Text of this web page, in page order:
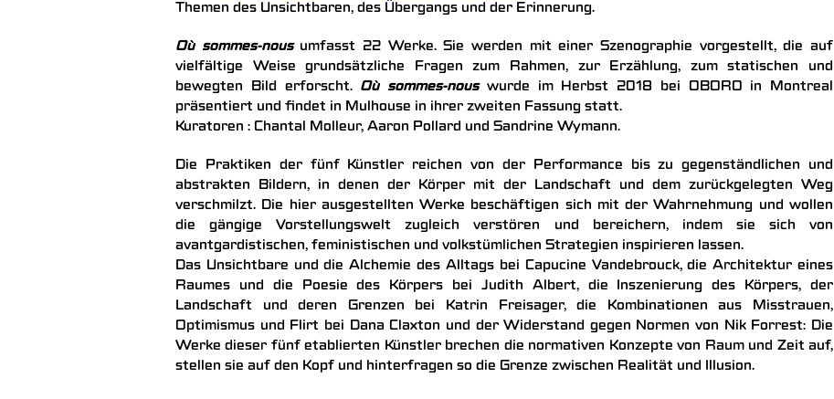
Themen des Unsichtbaren, des Übergangs und der Erinnerung.
Où sommes-nousumfasst 22 Werke. Sie werden mit einer Szenographie vorgestellt, die auf
vielfältige Weise grundsätzliche Fragen zum Rahmen, zur Erzählung, zum statischen und
bewegten Bild erforscht. Où sommes-nouswurde im Herbst 2018 bei OBORO in Montreal
präsentiert und findet in Mulhouse in ihrer zweiten Fassung statt.
Kuratoren : Chantal Molleur, Aaron Pollard und Sandrine Wymann.
Die Praktiken der fünf Künstler reichen von der Performance bis zu gegenständlichen und
abstrakten Bildern, in denen der Körper mit der Landschaft und dem zurückgelegten Weg
verschmilzt. Die hier ausgestellten Werke beschäftigen sich mit der Wahrnehmung und wollen
die gängige Vorstellungswelt zugleich verstören und bereichern, indem sie sich von
avantgardistischen, feministischen und volkstümlichen Strategien inspirieren lassen.
Das Unsichtbare und die Alchemie des Alltags bei Capucine Vandebrouck, die Architektur eines
Raumes und die Poesie des Körpers bei Judith Albert, die Inszenierung des Körpers, der
Landschaft und deren Grenzen bei Katrin Freisager, die Kombinationen aus Misstrauen,
Optimismus und Flirt bei Dana Claxton und der Widerstand gegen Normen von Nik Forrest: Die
Werke dieser fünf etablierten Künstler brechen die normativen Konzepte von Raum und Zeit auf,
stellen sie auf den Kopf und hinterfragen so die Grenze zwischen Realität und Illusion.